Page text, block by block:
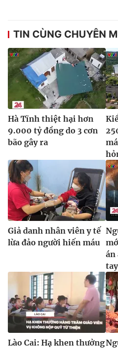
TIN CÙNG CHUYÊN
Hà Tĩnh thiệt hại hơn
9.000 tỷ đồng do 3 cơn
bão gây ra
Giả danh nhân viên y tế
lừa đảo người hiến máu
án
tay
Lào Cai: Hạ khen thưởng